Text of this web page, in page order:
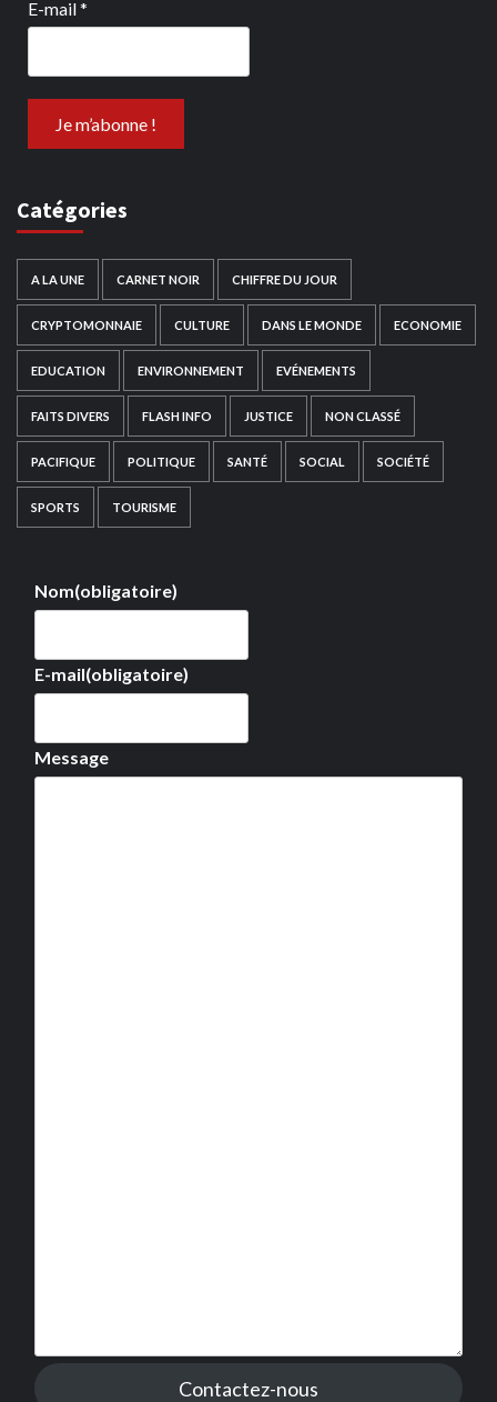
E-mail*
Catégories
A LA UNE CARNET NOIR CHIFFRE DU JOUR
CRYPTOMONNAIE CULTURE DANS LE MONDE ECONOMIE
EDUCATION ENVIRONNEMENT EVÉNEMENTS
FAITS DIVERS FLASH INFO JUSTICE NON CLASSÉ
PACIFIQUE POLITIQUE SANTÉ SOCIAL SOCIÉTÉ
SPORTS TOURISME
Nom(obligatoire)
E-mail(obligatoire)
Message
Contactez-nous